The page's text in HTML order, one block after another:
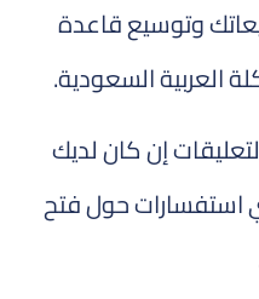
وتوسيع قاعدة
العربية السعودية.
إن كان لديك
استفسارات حول فتح